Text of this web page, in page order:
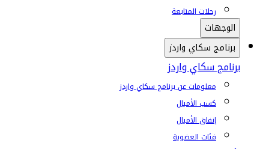
رحلات المتابعة
الوجهات
برنامج سكاي واردز
برنامج سكاي واردز
معلومات عن برنامج سكاي واردز
كسب الأميال
إنفاق الأميال
فئات العضوية